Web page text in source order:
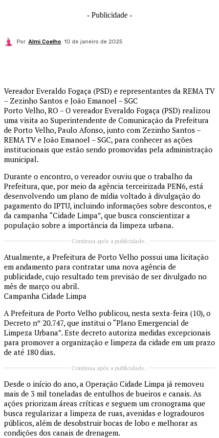
- Publicidade -
Por Almi Coelho 10 de janeiro de 2025
Vereador Everaldo Fogaça (PSD) e representantes da REMA TV
– Zezinho Santos e João Emanoel – SGC
Porto Velho, RO – O vereador Everaldo Fogaça (PSD) realizou
uma visita ao Superintendente de Comunicação da Prefeitura
de Porto Velho, Paulo Afonso, junto com Zezinho Santos –
REMA TV e João Emanoel – SGC, para conhecer as ações
institucionais que estão sendo promovidas pela administração
municipal.
Durante o encontro, o vereador ouviu que o trabalho da
Prefeitura, que, por meio da agência terceirizada PEN6, está
desenvolvendo um plano de mídia voltado à divulgação do
pagamento do IPTU, incluindo informações sobre descontos, e
da campanha “Cidade Limpa”, que busca conscientizar a
população sobre a importância da limpeza urbana.
Continua após a publicidade..
Atualmente, a Prefeitura de Porto Velho possui uma licitação
em andamento para contratar uma nova agência de
publicidade, cujo resultado tem previsão de ser divulgado no
mês de março ou abril.
Campanha Cidade Limpa
A Prefeitura de Porto Velho publicou, nesta sexta-feira (10), o
Decreto nº 20.747, que institui o “Plano Emergencial de
Limpeza Urbana”. Este decreto autoriza medidas excepcionais
para promover a organização e limpeza da cidade em um prazo
de até 180 dias.
Continua após a publicidade..
Desde o início do ano, a Operação Cidade Limpa já removeu
mais de 3 mil toneladas de entulhos de bueiros e canais. As
ações priorizam áreas críticas e seguem um cronograma que
busca regularizar a limpeza de ruas, avenidas e logradouros
públicos, além de desobstruir bocas de lobo e melhorar as
condições dos canais de drenagem.